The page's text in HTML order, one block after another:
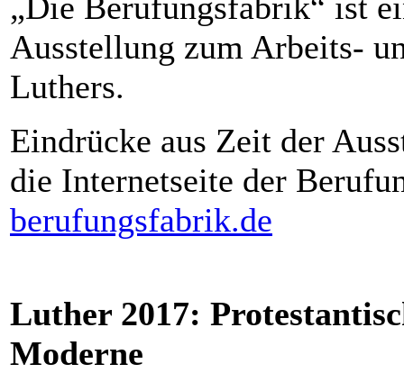
Ausstellung zum Arbeits-
Luthers.
Eindrücke aus Zeit der
die Internetseite der
berufungsfabrik.de
Luther 2017:
Moderne